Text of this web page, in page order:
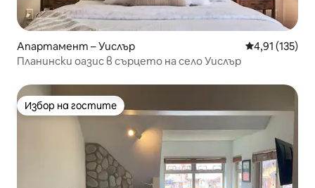
Апартамент – Уислър Средна
4,91 (135)
Планински оазис в сърцето на село Уислър
Избор на гостите
Избор на гостите